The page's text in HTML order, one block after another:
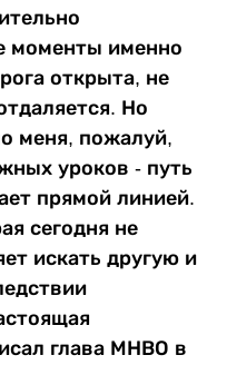
моменты именно
открыта, не
Но
меня, пожалуй,
уроков - путь
прямой линией.
сегодня не
искать другую и
глава МНВО в